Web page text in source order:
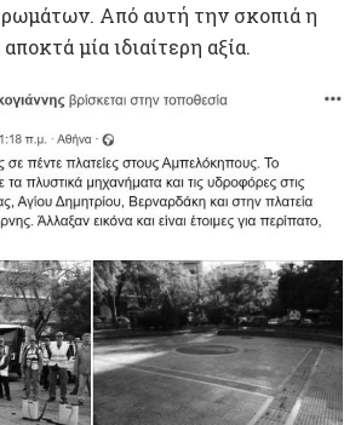
Από αυτή την σκοπιά η
μία ιδιαίτερη αξία.